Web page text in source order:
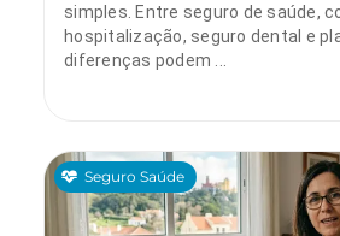
simples. Entre seguro de saúde,
hospitalização, seguro dental e
diferenças podem ...
Seguro Saúde